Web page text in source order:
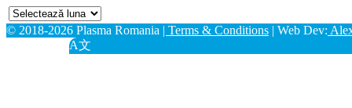
Arhive
© 2018-2026 Plasma Romania | Terms & Conditions | Web Dev:
A文